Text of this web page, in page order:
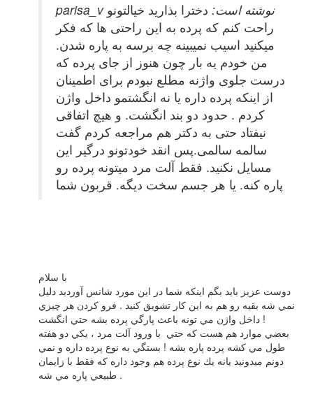
parisa_v نوشته است: دخترا بذارید خیالتونو
راحت کنم که پرده به این راحتی ها که فکر
میکنید اسیب نمیبینه چه برسه به پاره شدن.
من خودم یه بار چون هنوز از جای پرده که
درست جلوی واژنه مطلع نبودم برای اطمینان
از اینکه پرده داره یا نه انگشتمو داخل واژن
کردم . حدود دو بند انگشت. و هیچ اتفاقی
نیفتاد حتی به دکتر هم مراجعه کردم گفت
سالمه سالمی.پس انقد خودتونو درگیر این
مسایل نکنید. فقط آلت مرد میتونه پرده رو
پاره کنه. یا هر جسم سخت دیگه. قربون شما
با سلام
دوست عزيز بايد بگم اينكه شما در اين مورد شانس آورديد دليل
نمي شه بقيه رو هم به اين كار تشويق كنيد . فرو كردن هر چيزي
داخل واژن مي تونه باعث پارگي پرده بشه حتي انگشت !
بعضي موارد هم هست كه حتي با ورود آلت مرد ، يكي دو هفته
طول مي كشه پرده پاره بشه ! بستگي به نوع پرده داره و نمي
دونم ميدونيد يانه يك نوع پرده هم وجود داره كه فقط با زايمان
طبيعي پاره مي شه .